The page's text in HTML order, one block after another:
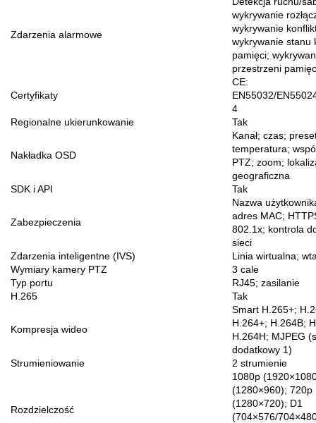
Zdarzenia alarmowe
wykrywanie
wykrywanie
wykrywanie stanu
pamięci;
przestrzeni
Certyfikaty
CE:
EN55032/
4
Regionalne ukierunkowanie
Tak
Nakładka OSD
Kanał; czas;
temperatura;
PTZ; zoom;
geograficzna
SDK i API
Tak
Zabezpieczenia
Nazwa
adres MAC;
802.1x; kontrola
sieci
Zdarzenia inteligentne (IVS)
Linia wirtualna;
Wymiary kamery PTZ
3 cale
Typ portu
RJ45; zasilanie
H.265
Tak
Kompresja wideo
Smart H.265+;
H.264+; H.264B;
H.264H; MJPEG
dodatkowy 1)
Strumieniowanie
2 strumienie
Rozdzielczość
1080p
(1280×960); 720p
(1280×720); D1
(704×576/